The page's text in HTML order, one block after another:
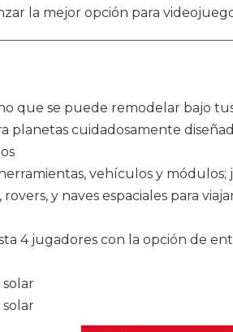
la mejor opción para
que se puede remodelar bajo
planetas cuidadosamente
vehículos y módulos;
y naves espaciales para
4 jugadores con la opción de